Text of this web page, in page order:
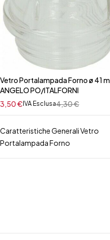
Vetro Portalampada Forno ø 41
ANGELO PO/ITALFORNI
4,30€
3,50€ IVA Esclusa
Caratteristiche Generali Vetro
Portalampada Forno